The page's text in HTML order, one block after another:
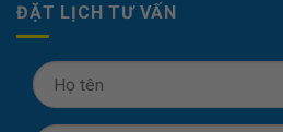
ĐẶT LỊCH TƯ VẤN